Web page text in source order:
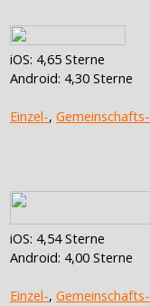
iOS: 4,65 Sterne
Android: 4,30 Sterne
Einzel-, Gemeinschafts-
iOS: 4,54 Sterne
Android: 4,00 Sterne
Einzel-, Gemeinschafts-